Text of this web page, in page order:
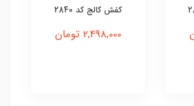
کفش کالج کد 2840
2,498,000 تومان